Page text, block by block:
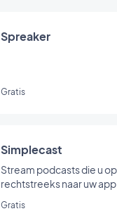
Spreaker
Gratis
Simplecast
Stream podcasts die u
rechtstreeks naar uw app
Gratis